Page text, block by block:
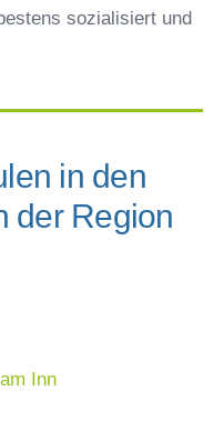
sozialisiert und
in den
der Region
Inn